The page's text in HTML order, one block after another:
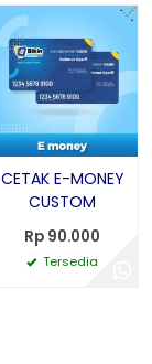
CETAK E-MONEY
CUSTOM
Rp 90.000
Tersedia